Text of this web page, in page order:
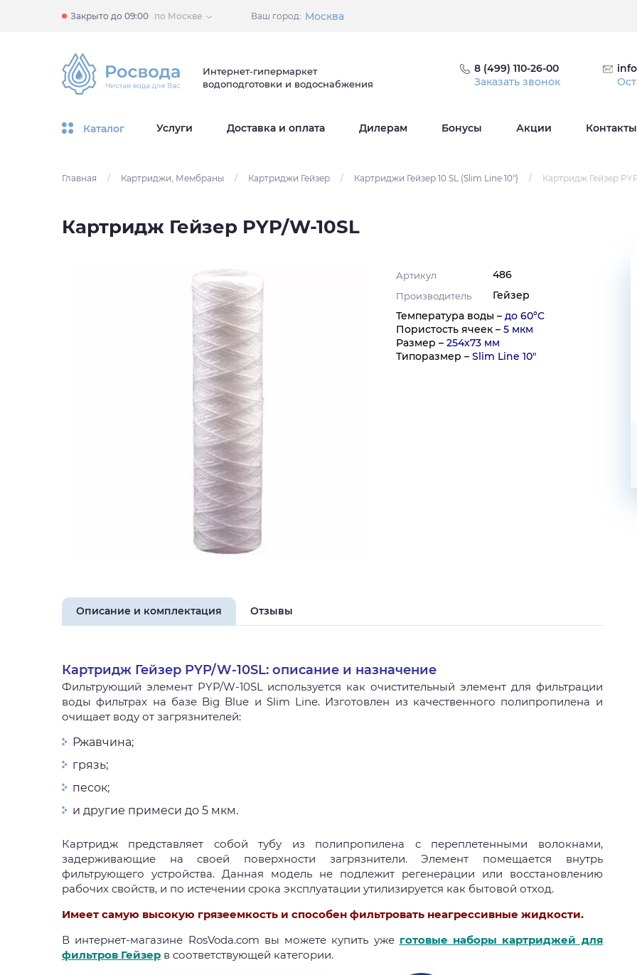
Закрыто до 09:00 по Москве Ваш город: Москва
Интернет-гипермаркет
водоподготовки и водоснабжения
8 (499) 110-26-00
Заказать звонок
Каталог Услуги Доставка и оплата Дилерам Бонусы Акции Контакты
Главная / Картриджи, Мембраны / Картриджи Гейзер / Картриджи Гейзер 10 SL (Slim Line 10") / Картридж Гейзер
Картридж Гейзер PYP/W-10SL
Артикул 486
Производитель
Гейзер
Температура воды –до 60°C
Пористость ячеек –5 мкм
Размер –254х73 мм
Типоразмер –Slim Line 10"
Описание и комплектация Отзывы
Картридж Гейзер PYP/W-10SL: описание и назначение
Фильтрующий элемент PYP/W-10SL используется как очистительный элемент для фильтрации
воды фильтрах на базе Big Blue и Slim Line. Изготовлен из качественного полипропилена и
очищает воду от загрязнителей:
Ржавчина;
грязь;
песок;
и другие примеси до 5 мкм.
Картридж представляет собой тубу из полипропилена с переплетенными волокнами,
задерживающие на своей поверхности загрязнители. Элемент помещается внутрь
фильтрующего устройства. Данная модель не подлежит регенерации или восстановлению
рабочих свойств, и по истечении срока эксплуатации утилизируется как бытовой отход.
Имеет самую высокую грязеемкость и способен фильтровать неагрессивные жидкости.
В интернет-магазине RosVoda.com вы можете купить уже готовые наборы картриджей для
фильтров Гейзер в соответствующей категории.